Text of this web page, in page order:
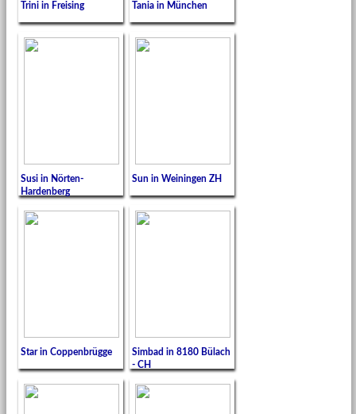
Trini in Freising Tania in München
Susi in Nörten-
Hardenberg
Sun in Weiningen ZH
Star in Coppenbrügge
Simbad in 8180 Bülach
- CH